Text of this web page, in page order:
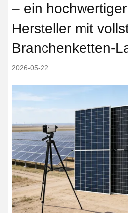
– ein
Hersteller mit
Branchenketten-
2026-05-22